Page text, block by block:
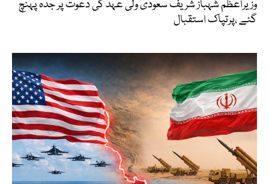
وزیراعظم شہباز شریف سعودی ولی عہد کی دعوت پر جدہ پہنچ
گئے ،پرتپاک استقبال